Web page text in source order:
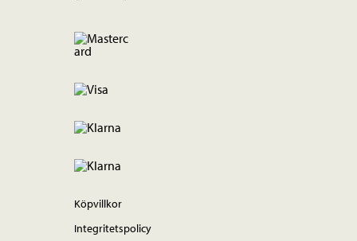
Köpvillkor
Integritetspolicy